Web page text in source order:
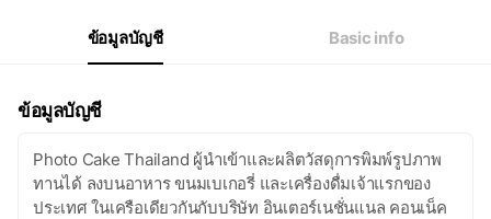
09:00 - 18:00
ข้อมูลบัญชี Basic info
ข้อมูลบัญชี
Photo Cake Thailand ผู้นำเข้าและผลิตวัสดุการพิมพ์รูปภาพ
ทานได้ ลงบนอาหาร ขนมเบเกอรี่ และเครื่องดื่มเจ้าแรกของ
ประเทศ ในเครือเดียวกันกับบริษัท อินเตอร์เนชั่นแนล คอนเน็ค